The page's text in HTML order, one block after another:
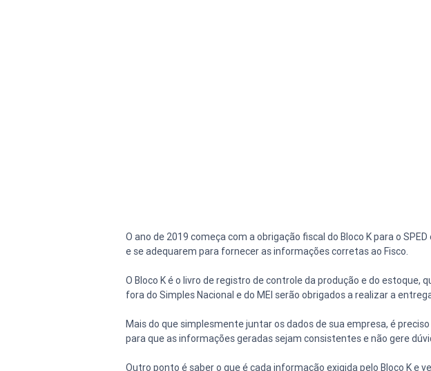
O ano de 2019 começa com a obrigação fiscal do Bloco K para o
e se adequarem para fornecer as informações corretas ao Fisco.
O Bloco K é o livro de registro de controle da produção e do estoque,
fora do Simples Nacional e do MEI serão obrigados a realizar a
Mais do que simplesmente juntar os dados de sua empresa, é
para que as informações geradas sejam consistentes e não gere
Outro ponto é saber o que é cada informação exigida pelo Bloco K